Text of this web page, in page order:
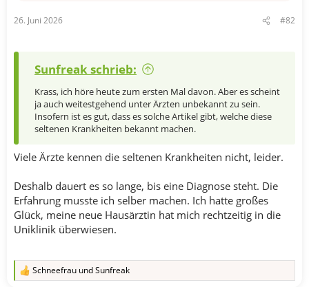
26. Juni 2026 #82
Sunfreak schrieb:
Krass, ich höre heute zum ersten Mal davon. Aber es scheint
ja auch weitestgehend unter Ärzten unbekannt zu sein.
Insofern ist es gut, dass es solche Artikel gibt, welche diese
seltenen Krankheiten bekannt machen.
Viele Ärzte kennen die seltenen Krankheiten nicht, leider.
Deshalb dauert es so lange, bis eine Diagnose steht. Die
Erfahrung musste ich selber machen. Ich hatte großes
Glück, meine neue Hausärztin hat mich rechtzeitig in die
Uniklinik überwiesen.
R
Schneefrau undSunfreak